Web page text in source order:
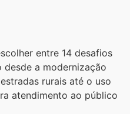
entre 14 desafios
desde a modernização
rurais até o uso
atendimento ao público